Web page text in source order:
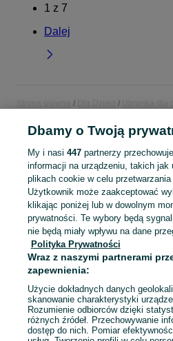
1 z 7
Dalej
Strona główna Dla Dzieci Ubranka dla
Ostrów Wielkopolski
KATEGORIA
ubranko do chrztu dla chłopca,ubranka
Mapa kategorii
Mapa miejscowości
Mapa ministron
Popularne wyszukiwania
Dbamy o Twoją
My i nasi 447partnerzy
informacji na urządzeniu, takich jak
plikach cookie w celu
Użytkownik może zaakceptować
klikając poniżej lub w dowolnym
prywatności. Te wybory będą
nie będą miały wpływu na dane
Polityka Prywatności
Wraz z naszymi partnerami
zapewnienia:
Użycie dokładnych danych
skanowanie charakterystyki
Rozumienie odbiorców dzięki
różnych źródeł. Przechowywanie
dostęp do nich. Pomiar